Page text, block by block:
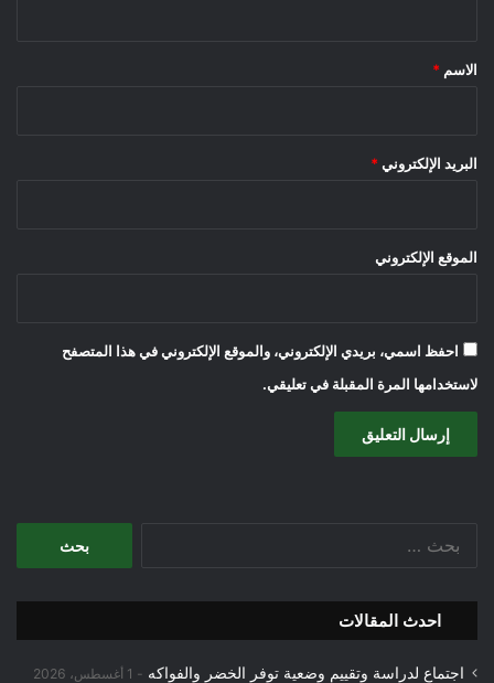
*
الاسم *
البريد الإلكتروني *
الموقع الإلكتروني
احفظ اسمي، بريدي الإلكتروني، والموقع الإلكتروني في هذا المتصفح
لاستخدامها المرة المقبلة في تعليقي.
احدث المقالات
اجتماع لدراسة وتقييم وضعية توفر الخضر والفواكه 1 أغسطس، 2026